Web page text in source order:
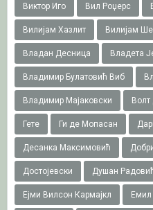
Виктор Иго Вил Роџерс
Вилијам Хазлит Вилијам
Владан Десница Владета
Владимир Булатовић Виб
Владимир Мајаковски Волт
Гете Ги де Мопасан
Десанка Максимовић
Достојевски Душан
Ејми Вилсон Кармајкл Емил